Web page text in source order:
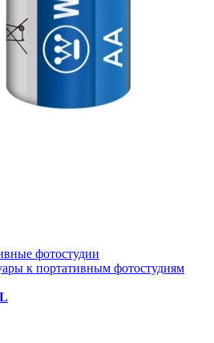
фотостудии
к портативным фотостудиям